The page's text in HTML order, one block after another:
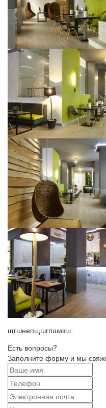
щгшнепщшгпшизш
Есть вопросы?
Заполните форму и мы